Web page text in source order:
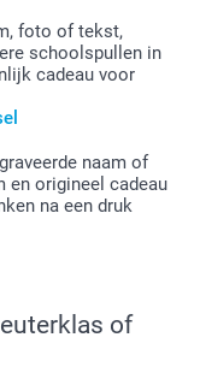
foto of tekst,
schoolspullen in
cadeau voor
naam of
en origineel cadeau
na een druk
of